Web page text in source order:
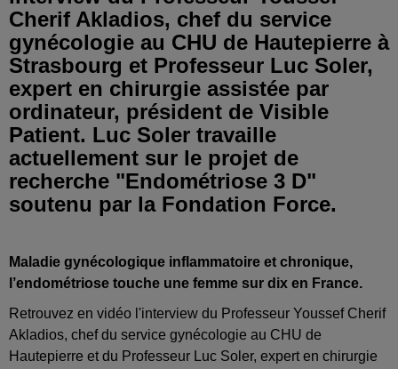
Cherif Akladios, chef du service
gynécologie au CHU de Hautepierre à
Strasbourg et Professeur Luc Soler,
expert en chirurgie assistée par
ordinateur, président de Visible
Patient. Luc Soler travaille
actuellement sur le projet de
recherche "Endométriose 3 D"
soutenu par la Fondation Force.
Maladie gynécologique inflammatoire et chronique,
l’endométriose touche une femme sur dix en France.
Retrouvez en vidéo l'interview du Professeur Youssef Cherif
Akladios, chef du service gynécologie au CHU de
Hautepierre et du Professeur Luc Soler, expert en chirurgie